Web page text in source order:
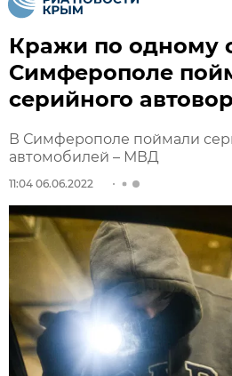
Кражи по одному
Симферополе
серийного
В Симферополе поймали
автомобилей – МВД
11:04 06.06.2022